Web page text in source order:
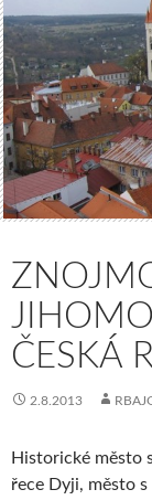
ČESKÁ
2.8.2013
Historické město
řece Dyji, město